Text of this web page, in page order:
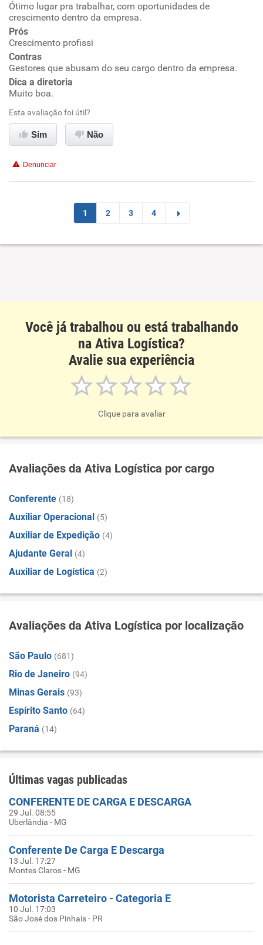
Oportunidade de promoção
Ambiente de trabalho
Conciliação com a vida familiar
Benefícios
Recomenda esta empresa
Recomenda a diretoria
Ótimo lugar pra trabalhar, com oportunidades de
crescimento dentro da empresa.
Prós
Crescimento profissi
Contras
Gestores que abusam do seu cargo dentro da empresa.
Dica a diretoria
Muito boa.
Esta avaliação foi útil?
Sim Não
Denunciar
1 2 3 4
Você já trabalhou ou está trabalhando
na Ativa Logística?
Avalie sua experiência
Clique para avaliar
Avaliações da Ativa Logística por cargo
Conferente (18)
Auxiliar Operacional (5)
Auxiliar de Expedição (4)
Ajudante Geral (4)
Auxiliar de Logística (2)
Avaliações da Ativa Logística por localização
São Paulo (681)
Rio de Janeiro (94)
Minas Gerais (93)
Espírito Santo (64)
Paraná (14)
Últimas vagas publicadas
CONFERENTE DE CARGA E DESCARGA
29 Jul. 08:55
Uberlândia - MG
Conferente De Carga E Descarga
13 Jul. 17:27
Montes Claros - MG
Motorista Carreteiro - Categoria E
10 Jul. 17:03
São José dos Pinhais - PR